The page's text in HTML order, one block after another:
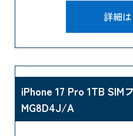
詳細
iPhone 17 Pro 1TB SIM
MG8D4J/A